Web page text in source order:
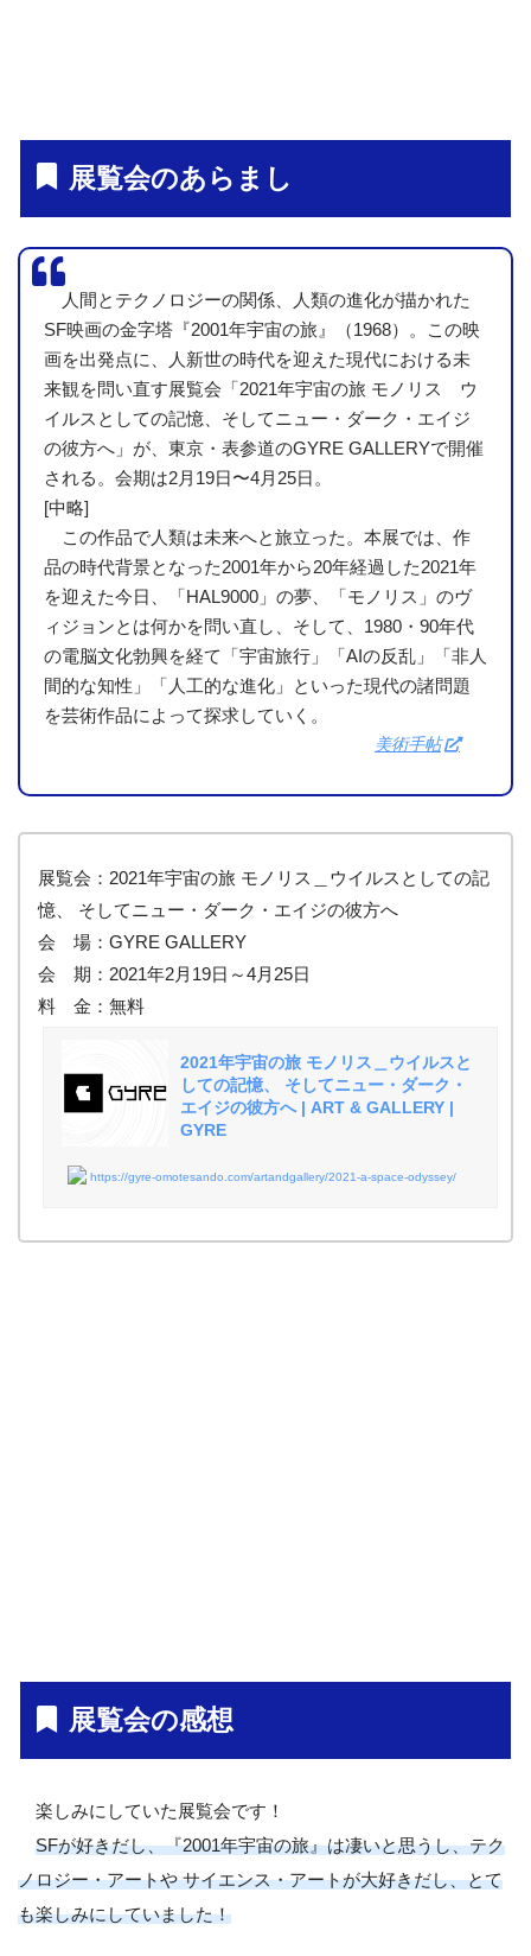
展覧会のあらまし
人間とテクノロジーの関係、人類の進化が描かれた
SF映画の金字塔『2001年宇宙の旅』（1968）。この映
画を出発点に、人新世の時代を迎えた現代における未
来観を問い直す展覧会「2021年宇宙の旅 モノリス ウ
イルスとしての記憶、そしてニュー・ダーク・エイジ
の彼方へ」が、東京・表参道のGYRE GALLERYで開催
される。会期は2月19日〜4月25日。
[中略]
この作品で人類は未来へと旅立った。本展では、作
品の時代背景となった2001年から20年経過した2021年
を迎えた今日、「HAL9000」の夢、「モノリス」のヴ
ィジョンとは何かを問い直し、そして、1980・90年代
の電脳文化勃興を経て「宇宙旅行」「AIの反乱」「非人
間的な知性」「人工的な進化」といった現代の諸問題
を芸術作品によって探求していく。
美術手帖
展覧会：2021年宇宙の旅 モノリス＿ウイルスとしての記
憶、 そしてニュー・ダーク・エイジの彼方へ
会 場：GYRE GALLERY
会 期：2021年2月19日～4月25日
料 金：無料
2021年宇宙の旅 モノリス＿ウイルスと
しての記憶、 そしてニュー・ダーク・
エイジの彼方へ | ART & GALLERY |
GYRE
https://gyre-omotesando.com/artandgallery/2021-a-space-odyssey/
展覧会の感想
楽しみにしていた展覧会です！
SFが好きだし、『2001年宇宙の旅』は凄いと思うし、テク
ノロジー・アートや サイエンス・アートが大好きだし、とて
も楽しみにしていました！